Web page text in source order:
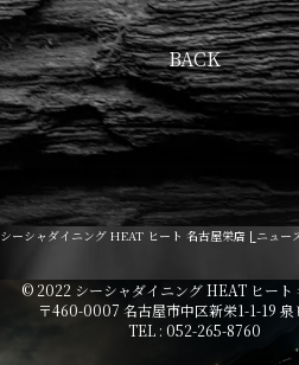
BACK
シーシャダイニング HEAT ヒート 名古屋栄店 | ニュー
© 2022 シーシャダイニング HEAT ヒート
〒460-0007 名古屋市中区新栄1-1-19 泉
TEL : 052-265-8760